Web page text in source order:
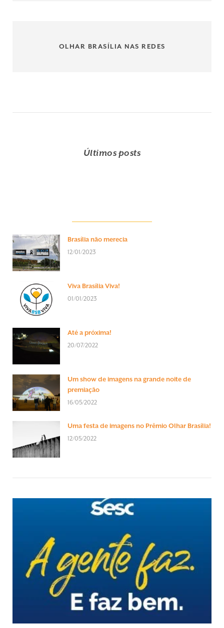
OLHAR BRASÍLIA NAS REDES
Últimos posts
Brasília não merecia
12/01/2023
Viva Brasília Viva!
01/01/2023
Até a próxima!
20/07/2022
Um show de imagens na grande noite de
premiação
16/05/2022
Uma festa de imagens no Prêmio Olhar Brasília!
12/05/2022